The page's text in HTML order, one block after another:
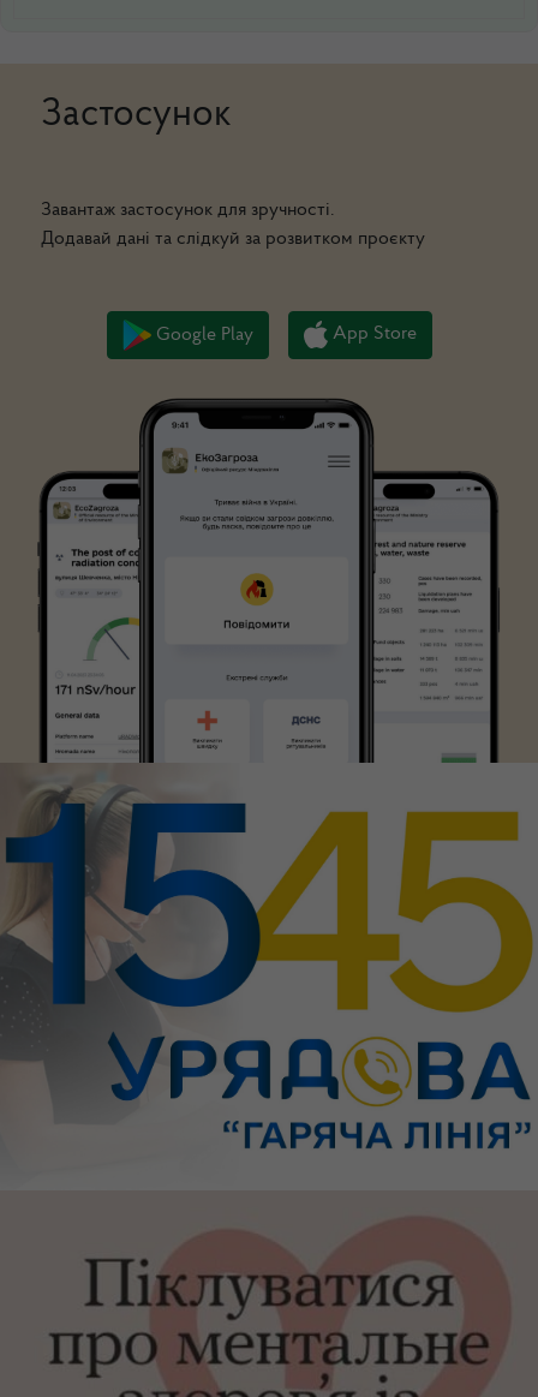
Застосунок
Завантаж застосунок для зручності.
Додавай дані та слідкуй за розвитком проєкту
Google Play App Store